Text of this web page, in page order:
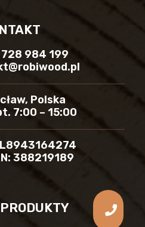
984 199
Polska
7:00 – 15:00
388219189